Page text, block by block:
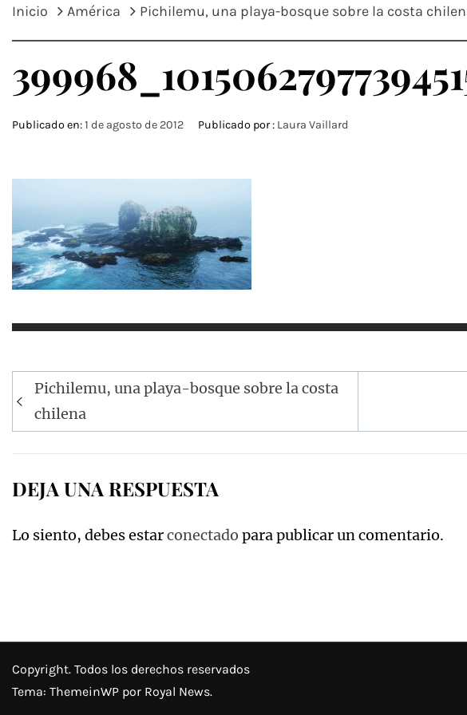
Inicio América Pichilemu, una playa-bosque sobre la costa
Publicado en:1 de agosto de 2012 Publicado por : Laura Vaillard
Navegación
de
entradas
Pichilemu, una playa-bosque sobre la costa
chilena
DEJA UNA RESPUESTA
Lo siento, debes estarconectado para publicar un comentario.
Copyright. Todos los derechos reservados
Tema: ThemeinWP por Royal News.